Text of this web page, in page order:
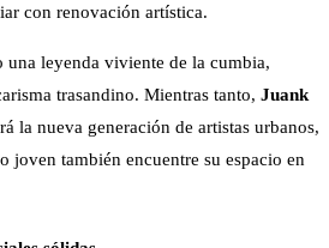
con renovación artística.
una leyenda viviente de la cumbia,
trasandino. Mientras tanto, Juank
la nueva generación de artistas urbanos,
joven también encuentre su espacio en